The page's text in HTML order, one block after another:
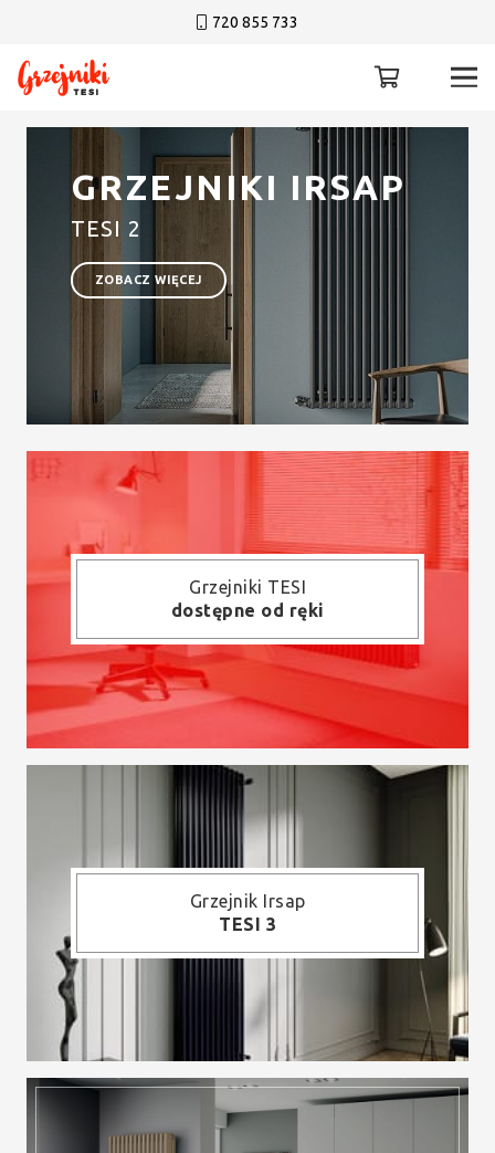
720 855 733
Grzejniki Irsap
TESI 2
ZOBACZ WIĘCEJ
Grzejniki TESI
dostępne od ręki
Grzejnik Irsap
TESI 3